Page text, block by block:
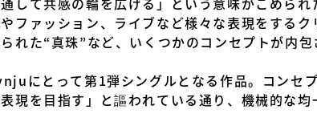
ファッション、ライブなど様々な表現をする
れた“真珠”など、いくつかのコンセプトが内包
にとって第1弾シングルとなる作品。コンセ
現を目指す」と謳われている通り、機械的な